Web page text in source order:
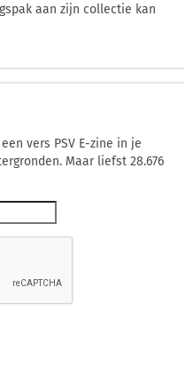
aan zijn collectie kan
vers PSV E-zine in je
Maar liefst 28.676